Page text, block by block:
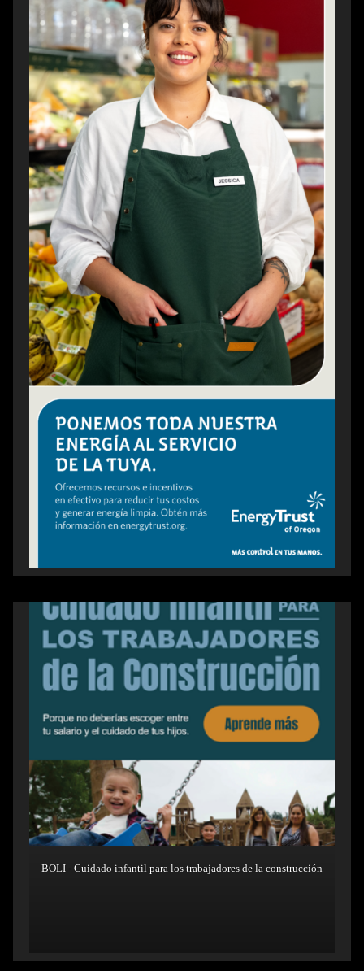
BOLI - Cuidado infantil para los trabajadores de la construcción